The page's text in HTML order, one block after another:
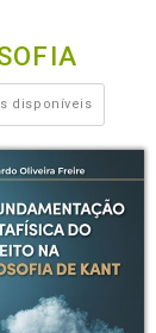
disponíveis